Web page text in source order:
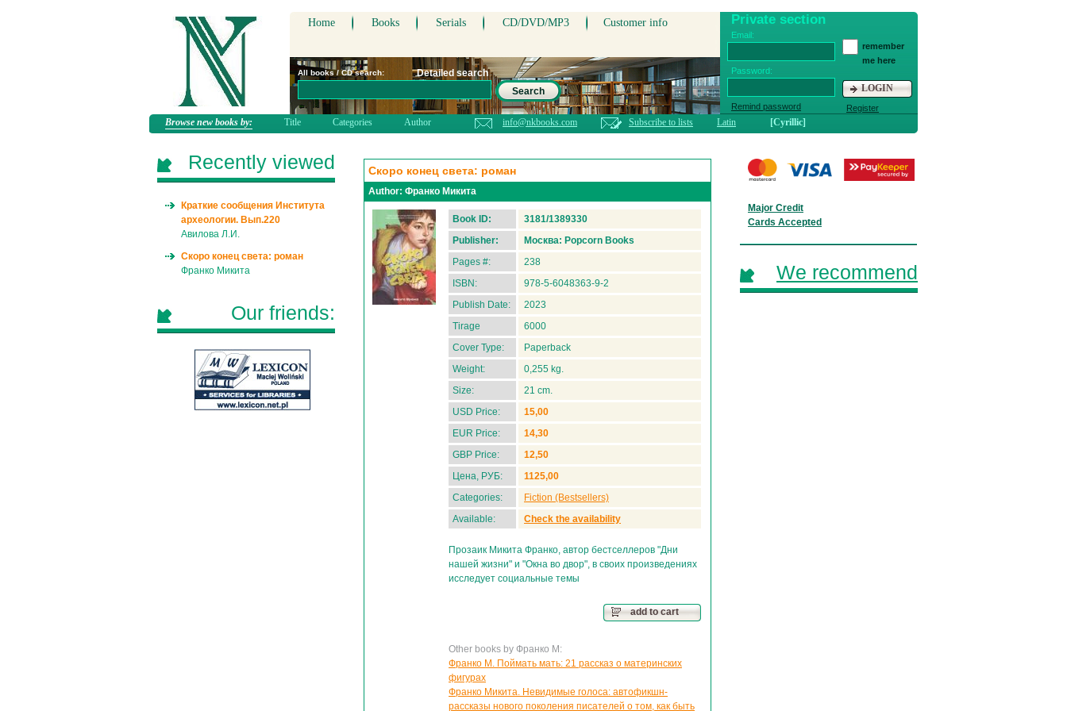
Home Books Serials CD/DVD/MP3 Customer info Private section
Email:
Password:
Remind password
remember
me here
LOGIN
Register
All books / CD search:
Detailed search
Search
Browse new books by: Title Categories Author info@nkbooks.com Subscribe to lists Latin [Cyrillic]
Скоро конец света: роман
Author: Франко Микита
Book ID:
3181/1389330
Publisher:
Москва: Popcorn Books
Pages #:
238
ISBN:
978-5-6048363-9-2
Publish Date:
2023
Tirage
6000
Cover Type:
Paperback
Weight:
0,255 kg.
Size:
21 cm.
USD Price:
15,00
EUR Price:
14,30
GBP Price:
12,50
Цена, РУБ:
1125,00
Categories:
Fiction (Bestsellers)
Available:
Check the availability
Прозаик Микита Франко, автор бестселлеров "Дни
нашей жизни" и "Окна во двор", в своих произведениях
исследует социальные темы
add to cart
Other books by Франко М:
Франко М. Поймать мать: 21 рассказ о материнских
фигурах
Франко Микита. Невидимые голоса: автофикшн-
рассказы нового поколения писателей о том, как быть
Recently viewed
Краткие сообщения Института
археологии. Вып.220
Авилова Л.И.
Скоро конец света: роман
Франко Микита
Our friends:
Major Credit
Cards Accepted
We recommend